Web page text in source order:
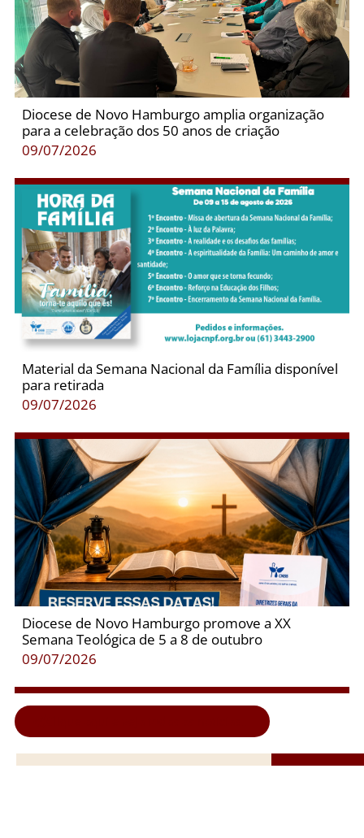
Diocese de Novo Hamburgo amplia organização
para a celebração dos 50 anos de criação
09/07/2026
Material da Semana Nacional da Família disponível
para retirada
09/07/2026
Diocese de Novo Hamburgo promove a XX
Semana Teológica de 5 a 8 de outubro
09/07/2026